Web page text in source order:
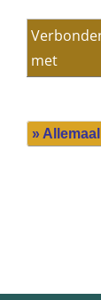
met
»